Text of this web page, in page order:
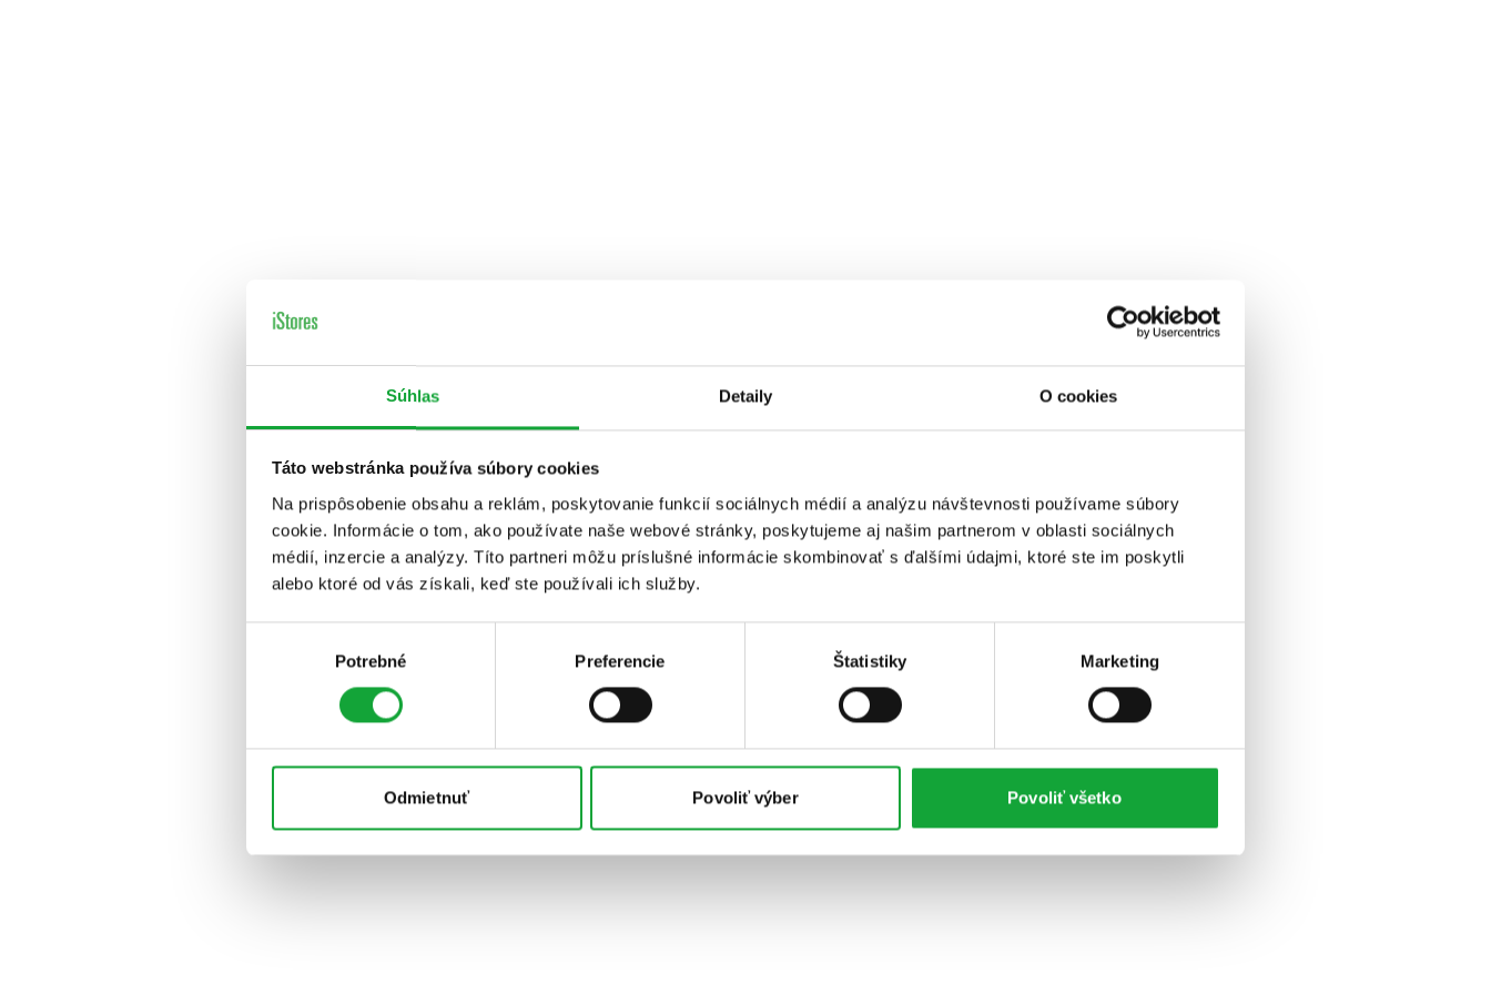
Súhlas Detaily O cookies
Táto webstránka používa súbory cookies
Na prispôsobenie obsahu a reklám, poskytovanie funkcií sociálnych médií a analýzu návštevnosti používame súbory
cookie. Informácie o tom, ako používate naše webové stránky, poskytujeme aj našim partnerom v oblasti sociálnych
médií, inzercie a analýzy. Títo partneri môžu príslušné informácie skombinovať s ďalšími údajmi, ktoré ste im poskytli
alebo ktoré od vás získali, keď ste používali ich služby.
Potrebné Preferencie Štatistiky Marketing
Odmietnuť Povoliť výber Povoliť všetko